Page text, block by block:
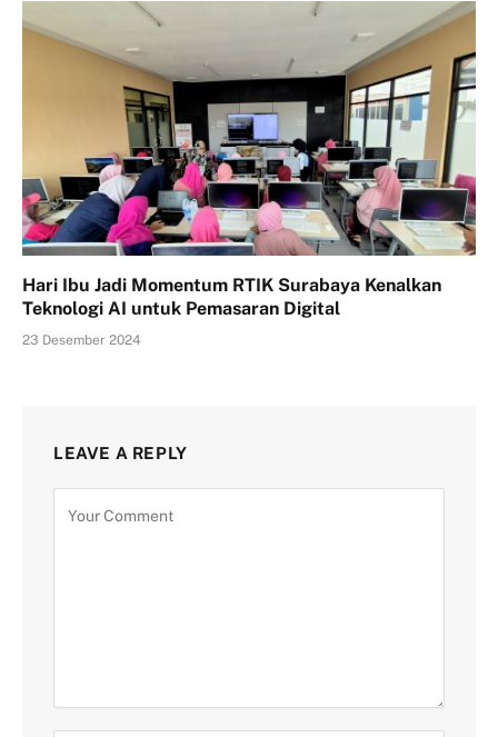
Hari Ibu Jadi Momentum RTIK Surabaya Kenalkan
Teknologi AI untuk Pemasaran Digital
23 Desember 2024
LEAVE A REPLY